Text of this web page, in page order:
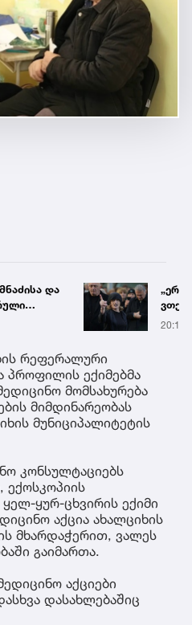
და
20:19
რეფერალური
პროფილის ექიმებმა
მომსახურება
მიმდინარეობას
მუნიციპალიტეტის
კონსულტაციებს
ყურ-ცხვირის ექიმი
აქცია ახალციხის
მხარდაჭერით, ვალეს
გაიმართა.
აქციები
დასახლებაშიც